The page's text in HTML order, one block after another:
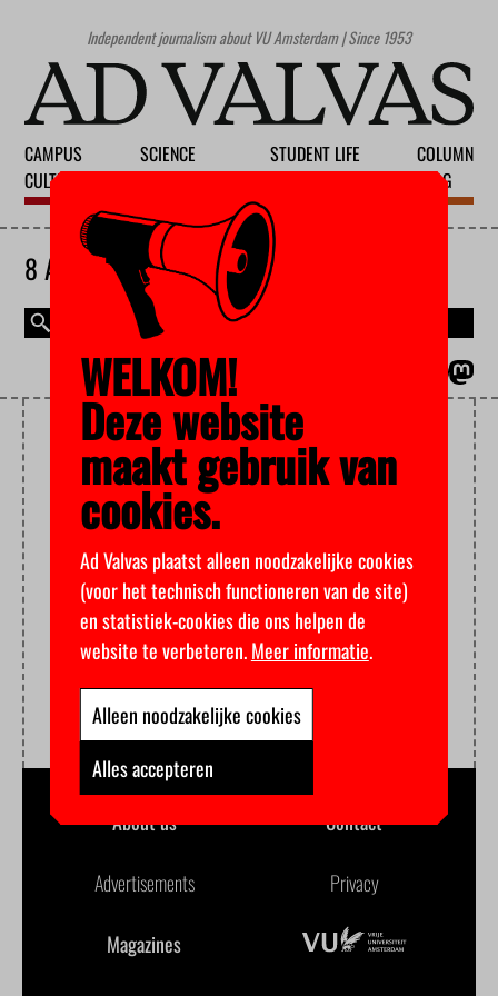
Independent journalism about VU Amsterdam | Since 1953
CAMPUS
CULTURE
SCIENCE
STUDENT LIFE
COLUMN
BLOG
8 AUGUST 2026
MAGAZINE
UNDOCUMENTED
About us Contact
Advertisements Privacy
Magazines
WELKOM!
Deze website
maakt gebruik van
cookies.
Ad Valvas plaatst alleen noodzakelijke cookies
(voor het technisch functioneren van de site)
en statistiek-cookies die ons helpen de
website te verbeteren.Meer informatie.
Alleen noodzakelijke cookies
Alles accepteren